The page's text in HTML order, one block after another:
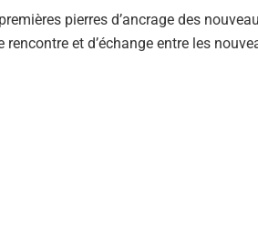
pierres d’ancrage des
et d’échange entre les